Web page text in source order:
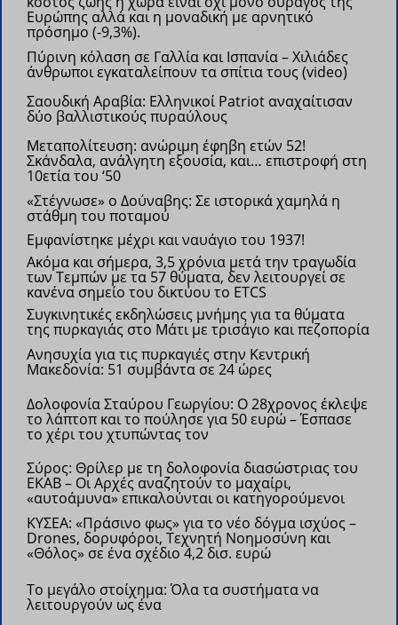
Ευρώπης αλλά και η μοναδική με αρνητικό
πρόσημο (-9,3%).
Πύρινη κόλαση σε Γαλλία και Ισπανία – Χιλιάδες
άνθρωποι εγκαταλείπουν τα σπίτια τους (video)
Σαουδική Αραβία: Eλληνικοί Patriot αναχαίτισαν
δύο βαλλιστικούς πυραύλους
Μεταπολίτευση: ανώριμη έφηβη ετών 52!
Σκάνδαλα, ανάλγητη εξουσία, και… επιστροφή στη
10ετία του ‘50
«Στέγνωσε» ο Δούναβης: Σε ιστορικά χαμηλά η
στάθμη του ποταμού
Εμφανίστηκε μέχρι και ναυάγιο του 1937!
Ακόμα και σήμερα, 3,5 χρόνια μετά την τραγωδία
των Τεμπών με τα 57 θύματα, δεν λειτουργεί σε
κανένα σημείο του δικτύου το ETCS
Συγκινητικές εκδηλώσεις μνήμης για τα θύματα
της πυρκαγιάς στο Μάτι με τρισάγιο και πεζοπορία
Ανησυχία για τις πυρκαγιές στην Κεντρική
Μακεδονία: 51 συμβάντα σε 24 ώρες
Δολοφονία Σταύρου Γεωργίου: Ο 28χρονος έκλεψε
το λάπτοπ και το πούλησε για 50 ευρώ – Έσπασε
το χέρι του χτυπώντας τον
Σύρος: Θρίλερ με τη δολοφονία διασώστριας του
ΕΚΑΒ – Οι Αρχές αναζητούν το μαχαίρι,
«αυτοάμυνα» επικαλούνται οι κατηγορούμενοι
ΚΥΣΕΑ: «Πράσινο φως» για το νέο δόγμα ισχύος –
Drones, δορυφόροι, Τεχνητή Νοημοσύνη και
«Θόλος» σε ένα σχέδιο 4,2 δισ. ευρώ
Το μεγάλο στοίχημα: Όλα τα συστήματα να
λειτουργούν ως ένα